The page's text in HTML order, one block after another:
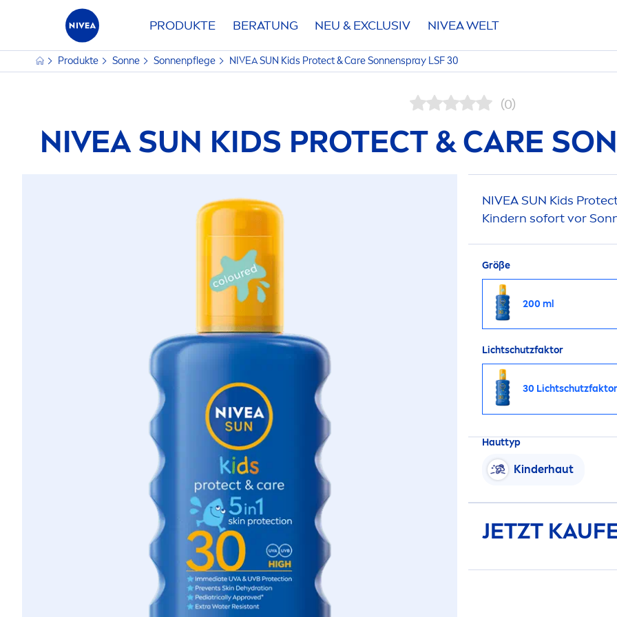
PRODUKTE BERATUNG NEU & EXCLUSIV NIVEAWELT
Produkte Sonne Sonnenpflege NIVEASUN Kids Protect&CareSonnenspray LSF 30
(0)
NIVEA SUN KIDS PROTECT&CARE
NIVEASUN Kids
Kindern sofort vor
Größe
200 ml
Lichtschutzfaktor
30 Lichtschutzfaktor
Hauttyp
Kinderhaut
JETZT